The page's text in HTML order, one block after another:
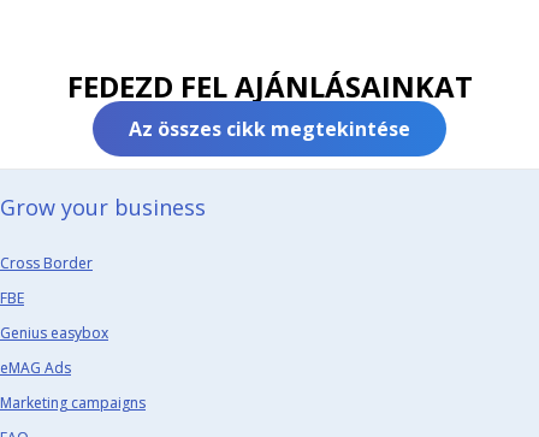
FEDEZD FEL AJÁNLÁSAINKAT
Az összes cikk megtekintése
Grow your business​
Cross Border
FBE
Genius easybox
eMAG Ads
Marketing campaigns